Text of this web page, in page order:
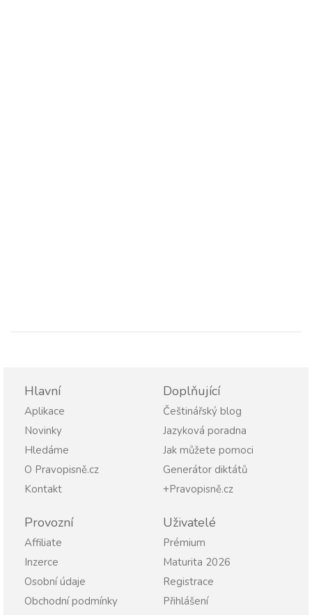
Hlavní
Aplikace
Novinky
Hledáme
O Pravopisně.cz
Kontakt
Doplňující
Češtinářský blog
Jazyková poradna
Jak můžete pomoci
Generátor diktátů
+Pravopisně.cz
Provozní
Affiliate
Inzerce
Osobní údaje
Obchodní podmínky
Uživatelé
Prémium
Maturita 2026
Registrace
Přihlášení